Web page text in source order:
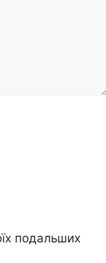
подальших